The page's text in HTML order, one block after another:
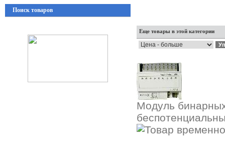
Поиск товаров
Еще товары в этой категории
Модуль